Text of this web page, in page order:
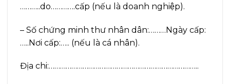
………..do………….cấp (nếu là doanh nghiệp).
– Số chứng minh thư nhân dân:………Ngày cấp:
…..Nơi cấp:….. (nếu là cá nhân).
Địa chi:……………………………………………………………………..